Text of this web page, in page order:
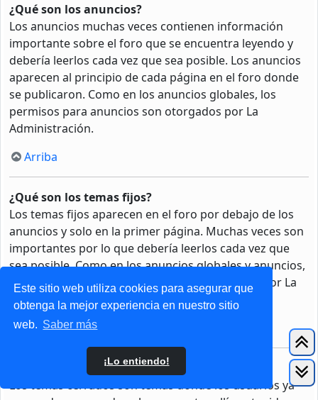
Este sitio web utiliza cookies para asegurar que
obtenga la mejor experiencia en nuestro sitio
web. Saber más
¡Lo entiendo!
¿Qué son los anuncios?
Los anuncios muchas veces contienen información
importante sobre el foro que se encuentra leyendo y
debería leerlos cada vez que sea posible. Los anuncios
aparecen al principio de cada página en el foro donde
se publicaron. Como en los anuncios globales, los
permisos para anuncios son otorgados por La
Administración.
Arriba
¿Qué son los temas fijos?
Los temas fijos aparecen en el foro por debajo de los
anuncios y solo en la primer página. Muchas veces son
importantes por lo que debería leerlos cada vez que
sea posible. Como en los anuncios globales y anuncios,
los permisos para fijar un tema son otorgados por La
Administración.
Arriba
¿Qué son los temas cerrados?
Los temas cerrados son temas donde los usuarios ya